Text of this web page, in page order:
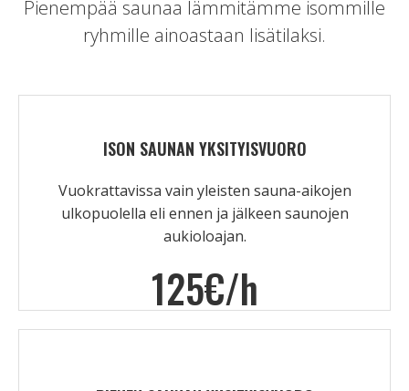
Pienempää saunaa lämmitämme isommille
ryhmille ainoastaan lisätilaksi.
ISON SAUNAN YKSITYISVUORO
Vuokrattavissa vain yleisten sauna-aikojen
ulkopuolella eli ennen ja jälkeen saunojen
aukioloajan.
125€/h